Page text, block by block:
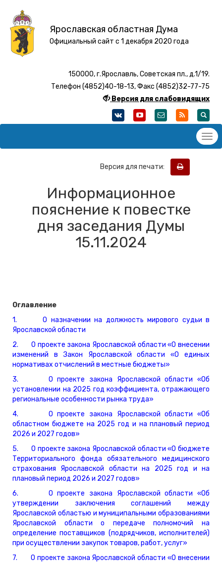
Ярославская областная Дума
Официальный сайт с 1 декабря 2020 года
150000, г.Ярославль, Советская пл., д.1/19.
Телефон (4852)40-18-13, Факс (4852)32-77-75
Версия для слабовидящих
Версия для печати:
Информационное
пояснение к повестке
дня заседания Думы
15.11.2024
Оглавление
1. О назначении на должность мирового судьи в
Ярославской области
2. О проекте закона Ярославской области «О внесении
изменений в Закон Ярославской области «О единых
нормативах отчислений в местные бюджеты»
3. О проекте закона Ярославской области «Об
установлении на 2025 год коэффициента, отражающего
региональные особенности рынка труда»
4. О проекте закона Ярославской области «Об
областном бюджете на 2025 год и на плановый период
2026 и 2027 годов»
5. О проекте закона Ярославской области «О бюджете
Территориального фонда обязательного медицинского
страхования Ярославской области на 2025 год и на
плановый период 2026 и 2027 годов»
6. О проекте закона Ярославской области «Об
утверждении заключения соглашений между
Ярославской областью и муниципальными образованиями
Ярославской области о передаче полномочий на
определение поставщиков (подрядчиков, исполнителей)
при осуществлении закупок товаров, работ, услуг»
7. О проекте закона Ярославской области «О внесении